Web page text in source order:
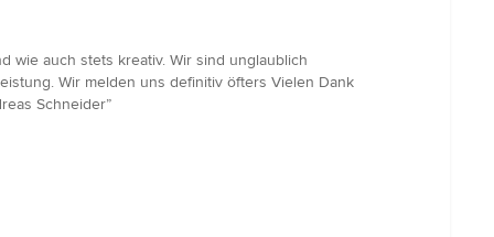
wie auch stets kreativ. Wir sind unglaublich
Wir melden uns definitiv öfters Vielen Dank
Schneider”